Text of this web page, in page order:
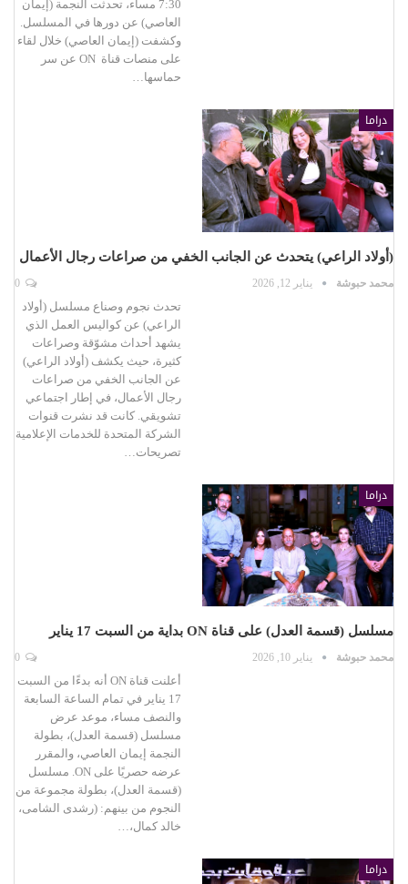
7:30 مساء، تحدثت النجمة (إيمان
العاصي) عن دورها في المسلسل.
وكشفت (إيمان العاصي) خلال لقاء
على منصات قناة ON عن سر
حماسها…
دراما
(أولاد الراعي) يتحدث عن الجانب الخفي من صراعات رجال الأعمال
محمد حبوشة يناير 12, 2026
تحدث نجوم وصناع مسلسل (أولاد
الراعي) عن كواليس العمل الذي
يشهد أحداث مشوّقة وصراعات
كثيرة، حيث يكشف (أولاد الراعي)
عن الجانب الخفي من صراعات
رجال الأعمال، في إطار اجتماعي
تشويقي. كانت قد نشرت قنوات
الشركة المتحدة للخدمات الإعلامية
تصريحات…
دراما
مسلسل (قسمة العدل) على قناة ON بداية من السبت 17 يناير
محمد حبوشة يناير 10, 2026
أعلنت قناة ON أنه بدءًا من السبت
17 يناير في تمام الساعة السابعة
والنصف مساء، موعد عرض
مسلسل (قسمة العدل)، بطولة
النجمة إيمان العاصي، والمقرر
عرضه حصريًا على ON. مسلسل
(قسمة العدل)، بطولة مجموعة من
النجوم من بينهم: (رشدى الشامى،
خالد كمال،…
دراما